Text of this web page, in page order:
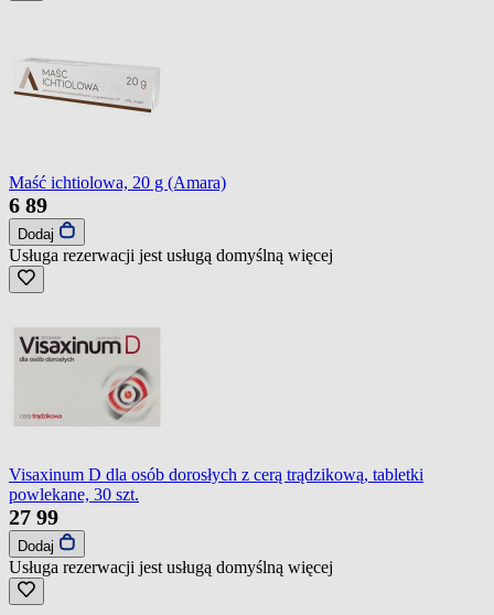
Maść ichtiolowa, 20 g (Amara)
6 89
Dodaj
Usługa rezerwacji jest usługą domyślną więcej
Visaxinum D dla osób dorosłych z cerą trądzikową, tabletki
powlekane, 30 szt.
27 99
Dodaj
Usługa rezerwacji jest usługą domyślną więcej